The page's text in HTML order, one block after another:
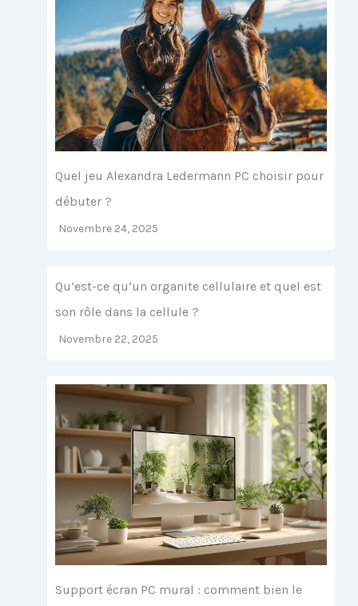
Quel jeu Alexandra Ledermann PC choisir pour
débuter ?
Novembre 24, 2025
Qu’est-ce qu’un organite cellulaire et quel est
son rôle dans la cellule ?
Novembre 22, 2025
Support écran PC mural : comment bien le